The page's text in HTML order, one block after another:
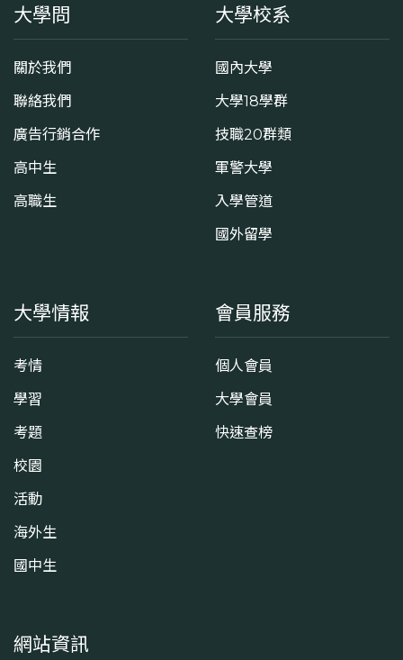
大學問
關於我們
聯絡我們
廣告行銷合作
高中生
高職生
大學校系
國內大學
大學18學群
技職20群類
軍警大學
入學管道
國外留學
大學情報
考情
學習
考題
校園
活動
海外生
國中生
會員服務
個人會員
大學會員
快速查榜
網站資訊